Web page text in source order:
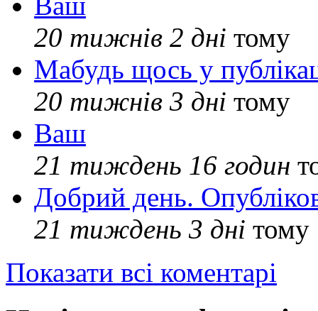
20 тижнів 2 дні тому
Мабудь щось у
20 тижнів 3 дні тому
Ваш
21 тиждень 16 годин
Добрий день.
21 тиждень 3 дні тому
Показати всі коментарі